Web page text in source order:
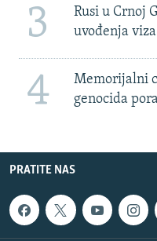
3
Rusi u Crnoj
uvođenja viza
4
Memorijalni
genocida
PRATITE NAS